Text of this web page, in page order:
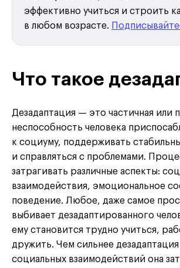
эффективно учиться и строить
в любом возрасте.
Что такое
Дезадаптация — это частичная или
неспособность человека
к социуму, поддерживать
и справляться с проблемами.
затрагивать различные аспекты:
взаимодействия, эмоциональное
поведение. Любое, даже самое
выбивает дезадаптированного
ему становится трудно учиться,
дружить. Чем сильнее
социальных взаимодействий она